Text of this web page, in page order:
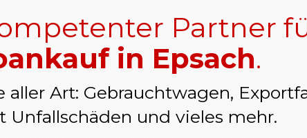
Partner
in Epsach.
aller Art: Gebrauchtwagen,
Unfallschäden und vieles mehr.